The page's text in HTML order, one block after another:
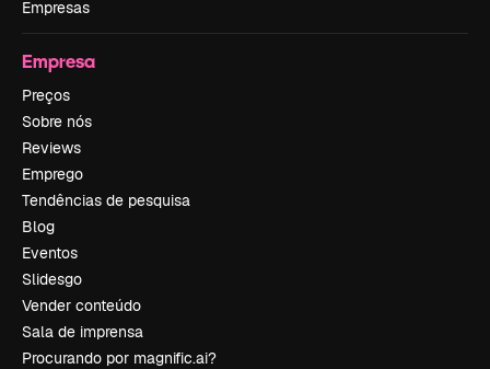
Empresas
Empresa
Preços
Sobre nós
Reviews
Emprego
Tendências de pesquisa
Blog
Eventos
Slidesgo
Vender conteúdo
Sala de imprensa
Procurando por magnific.ai?